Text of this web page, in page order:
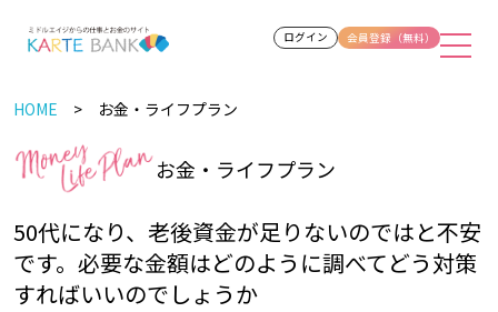
ログイン 会員登録（無料）
HOME お金・ライフプラン
お金・ライフプラン
50代になり、老後資金が足りないのではと不安
です。必要な金額はどのように調べてどう対策
すればいいのでしょうか